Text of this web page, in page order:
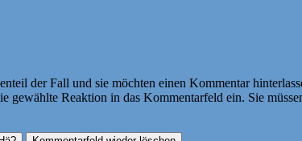
der Fall und sie möchten einen Kommentar
Reaktion in das Kommentarfeld ein. Sie